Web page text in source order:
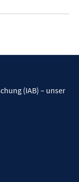
(IAB) – unser